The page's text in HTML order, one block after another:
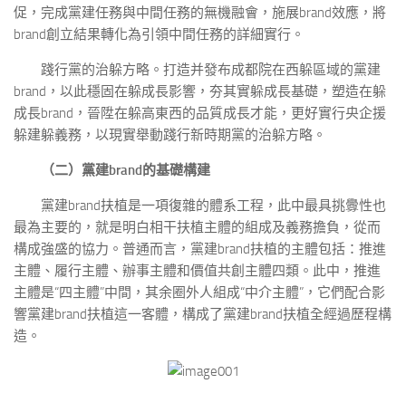
促，完成黨建任務與中間任務的無機融會，施展brand效應，將
brand創立結果轉化為引領中間任務的詳細實行。
踐行黨的治躲方略。打造并發布成都院在西躲區域的黨建
brand，以此穩固在躲成長影響，夯其實躲成長基礎，塑造在躲
成長brand，晉陞在躲高東西的品質成長才能，更好實行央企援
躲建躲義務，以現實舉動踐行新時期黨的治躲方略。
（二）黨建brand的基礎構建
黨建brand扶植是一項復雜的體系工程，此中最具挑釁性也
最為主要的，就是明白相干扶植主體的組成及義務擔負，從而
構成強盛的協力。普通而言，黨建brand扶植的主體包括：推進
主體、履行主體、辦事主體和價值共創主體四類。此中，推進
主體是“四主體”中間，其余圈外人組成“中介主體”，它們配合影
響黨建brand扶植這一客體，構成了黨建brand扶植全經過歷程構
造。